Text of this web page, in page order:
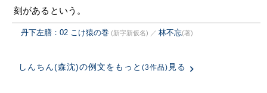
刻があるという。
丹下左膳：02 こけ猿の巻 (新字新仮名) ／ 林不忘(著)
しんちん(森沈)の例文をもっと (3作品) 見る